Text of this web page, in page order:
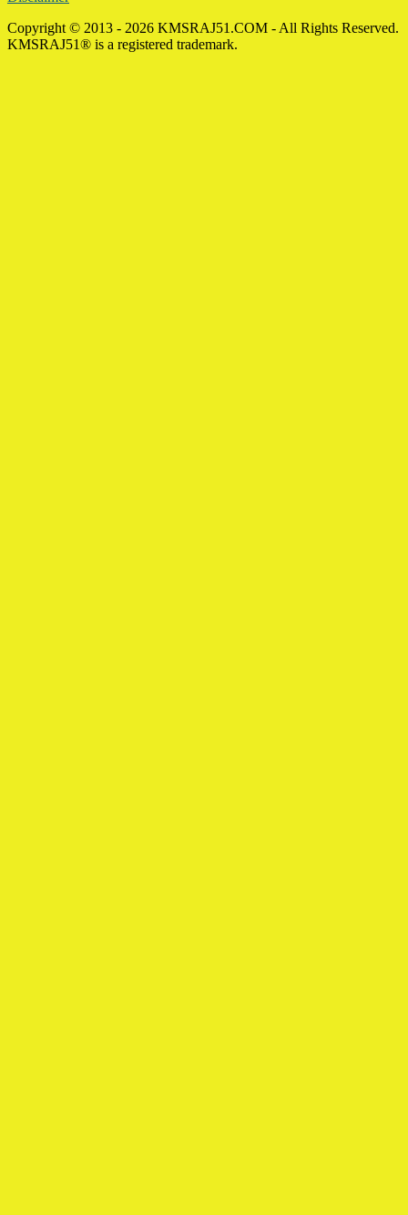
Copyright © 2013 - 2026 KMSRAJ51.COM - All Rights Reserved.
KMSRAJ51® is a registered trademark.